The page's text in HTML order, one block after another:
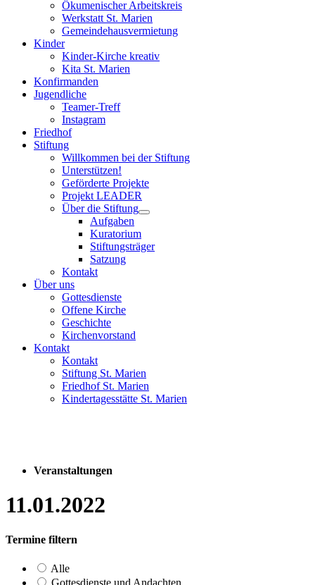
Ökumenischer Arbeitskreis
Werkstatt St. Marien
Gemeindehausvermietung
Kinder
Kinder-Kirche kreativ
Kita St. Marien
Konfirmanden
Jugendliche
Teamer-Treff
Instagram
Friedhof
Stiftung
Willkommen bei der Stiftung
Unterstützen!
Geförderte Projekte
Projekt LEADER
Über die Stiftung
Aufgaben
Kuratorium
Stiftungsträger
Satzung
Kontakt
Über uns
Gottesdienste
Offene Kirche
Geschichte
Kirchenvorstand
Kontakt
Kontakt
Stiftung St. Marien
Friedhof St. Marien
Kindertagesstätte St. Marien
Veranstaltungen
11.01.2022
Termine filtern
Alle